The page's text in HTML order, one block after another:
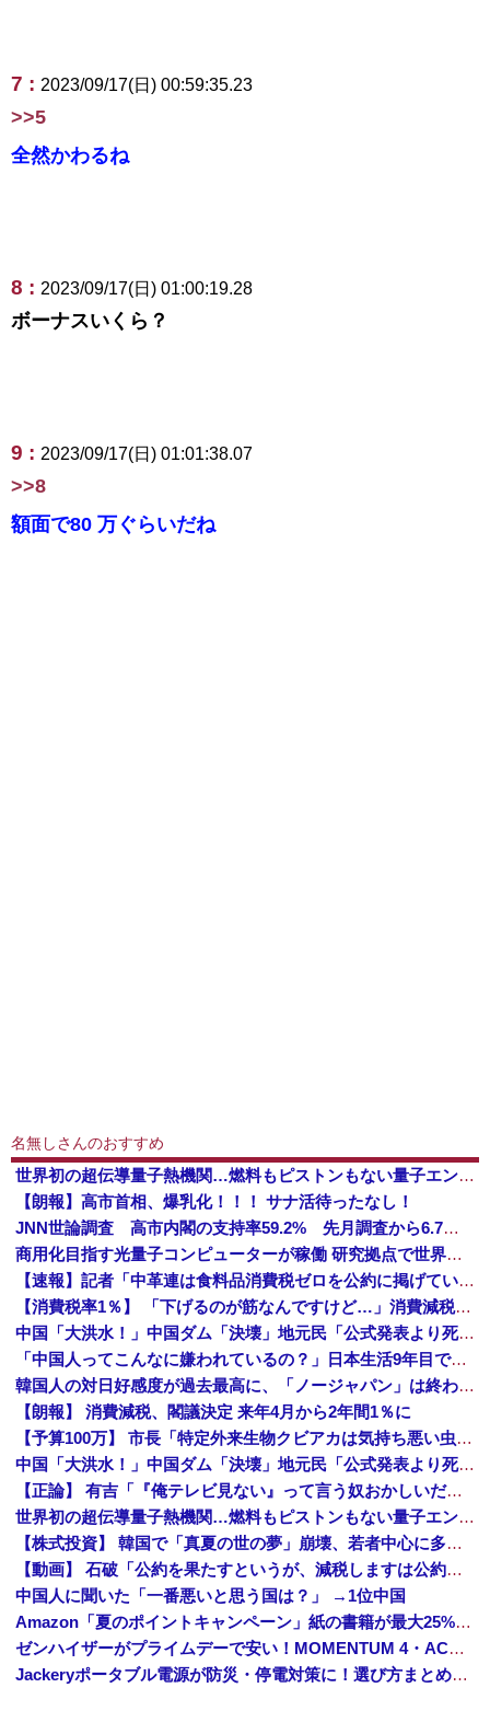
7 : 2023/09/17(日) 00:59:35.23
>>5
全然かわるね
8 : 2023/09/17(日) 01:00:19.28
ボーナスいくら？
9 : 2023/09/17(日) 01:01:38.07
>>8
額面で80 万ぐらいだね
名無しさんのおすすめ
世界初の超伝導量子熱機関…燃料もピストンもない量子エンジンが回った！
【朗報】高市首相、爆乳化！！！ サナ活待ったなし！
JNN世論調査 高市内閣の支持率59.2% 先月調査から6.7ポイント下落・・・各党の支持率、自民30.9%、国民3.0%、維新2.9%、参政2...
商用化目指す光量子コンピューターが稼働 研究拠点で世界初…産総研など！
【速報】記者「中革連は食料品消費税ゼロを公約に掲げていたが？」→階猛氏「そ、それは財源確保という条件付き」
【消費税率1％】 「下げるのが筋なんですけど…」消費減税で値下がりする分と同じだけ商品を値上げして店頭価格を変えない店も
中国「大洪水！」中国ダム「決壊」地元民「公式発表より死者多い！」中国政府「住民拘束！（安否不明」中国当局「救助隊動画も削除」台風13号「三峡ダム接近中」→
「中国人ってこんなに嫌われているの？」日本生活9年目で明かす本心！
韓国人の対日好感度が過去最高に、「ノージャパン」は終わった？＝ネット「中国より100倍いい」
【朗報】 消費減税、閣議決定 来年4月から2年間1％に
【予算100万】 市長「特定外来生物クビアカは気持ち悪い虫だしそんな需要ないと思う」1匹300円相当の報奨金→初日に42万取られ焦り
中国「大洪水！」中国ダム「決壊」地元民「公式発表より死者多い！」中国政府「住民拘束！（安否不明」中国当局「救助隊動画も削除」台風13号「三峡ダム接近中」→
【正論】 有吉「『俺テレビ見ない』って言う奴おかしいだろ。団子屋で『団子食べない』って言うか？」
世界初の超伝導量子熱機関…燃料もピストンもない量子エンジンが回った！
【株式投資】 韓国で「真夏の世の夢」崩壊、若者中心に多くの人が「人生オワタ」―中国メディア
【動画】 石破「公約を果たすというが、減税しますは公約ではない。検討を加速するというのが公約だ」
中国人に聞いた「一番悪いと思う国は？」 →1位中国
Amazon「夏のポイントキャンペーン」紙の書籍が最大25%ポイント還元 対象と条件を整理（2026年7月）
ゼンハイザーがプライムデーで安い！MOMENTUM 4・ACCENTUMなど対象モデルまとめ！
Jackeryポータブル電源が防災・停電対策に！選び方まとめ【プライムデー最終日】